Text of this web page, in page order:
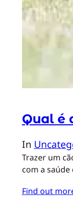
Qual é
In
Trazer um
com a
Find out